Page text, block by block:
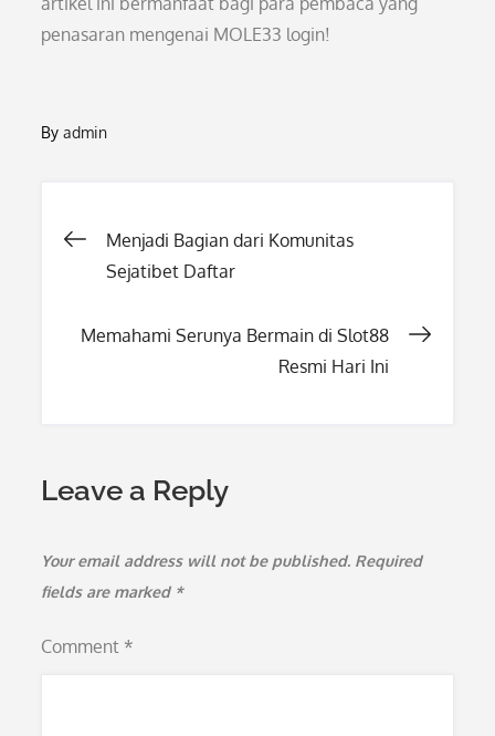
penasaran mengenai MOLE33 login!
Byadmin
Post
Menjadi Bagian dari Komunitas
Sejatibet Daftar
Memahami Serunya Bermain di Slot88
Resmi Hari Ini
Leave a Reply
Your email address will not be published. Required
fields are marked *
Comment *